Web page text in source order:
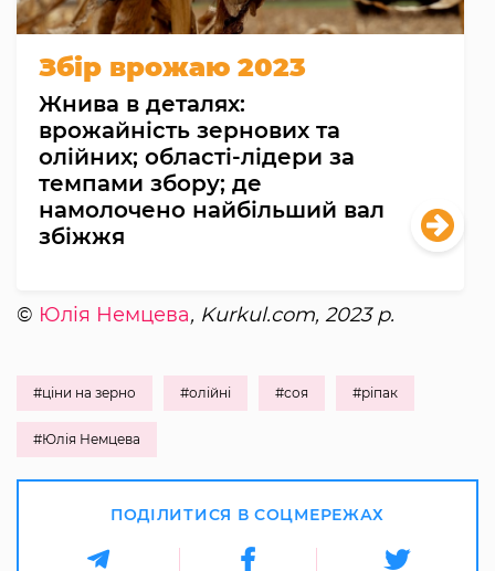
Збір врожаю 2023
Жнива в деталях:
врожайність зернових та
олійних; області-лідери за
темпами збору; де
намолочено найбільший вал
збіжжя
© Юлія Немцева, Kurkul.com, 2023 р.
#ціни на зерно #олійні #соя #ріпак
#Юлія Немцева
ПОДІЛИТИСЯ В СОЦМЕРЕЖАХ